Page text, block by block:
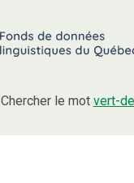
Chercher le mot vert-